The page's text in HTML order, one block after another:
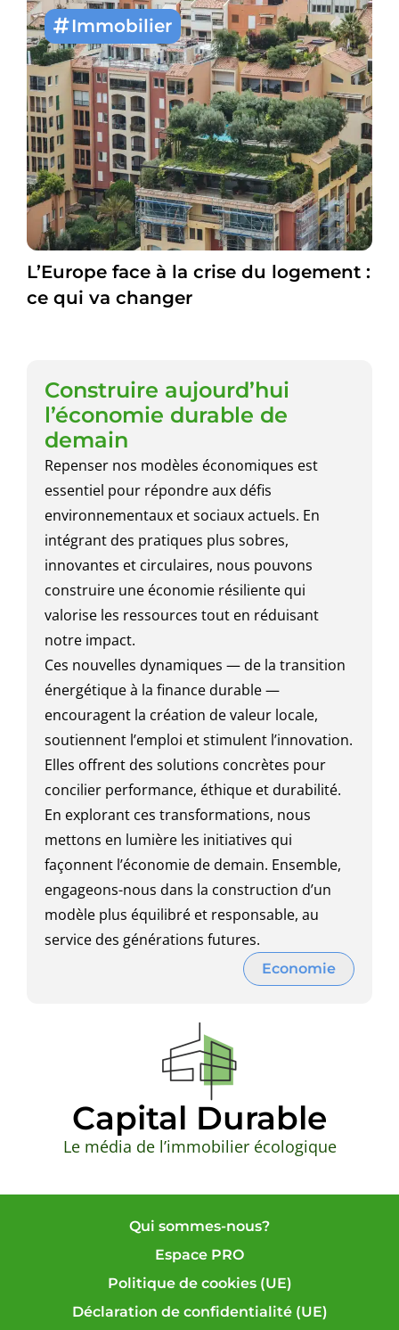
Immobilier
L’Europe face à la crise du logement :
ce qui va changer
Capital Durable
Le média de l’immobilier écologique
Construire aujourd’hui
l’économie durable de
demain
Repenser nos modèles économiques est
essentiel pour répondre aux défis
environnementaux et sociaux actuels. En
intégrant des pratiques plus sobres,
innovantes et circulaires, nous pouvons
construire une économie résiliente qui
valorise les ressources tout en réduisant
notre impact.
Ces nouvelles dynamiques — de la transition
énergétique à la finance durable —
encouragent la création de valeur locale,
soutiennent l’emploi et stimulent l’innovation.
Elles offrent des solutions concrètes pour
concilier performance, éthique et durabilité.
En explorant ces transformations, nous
mettons en lumière les initiatives qui
façonnent l’économie de demain. Ensemble,
engageons-nous dans la construction d’un
modèle plus équilibré et responsable, au
service des générations futures.
Economie
Qui sommes-nous?
Espace PRO
Politique de cookies (UE)
Déclaration de confidentialité (UE)